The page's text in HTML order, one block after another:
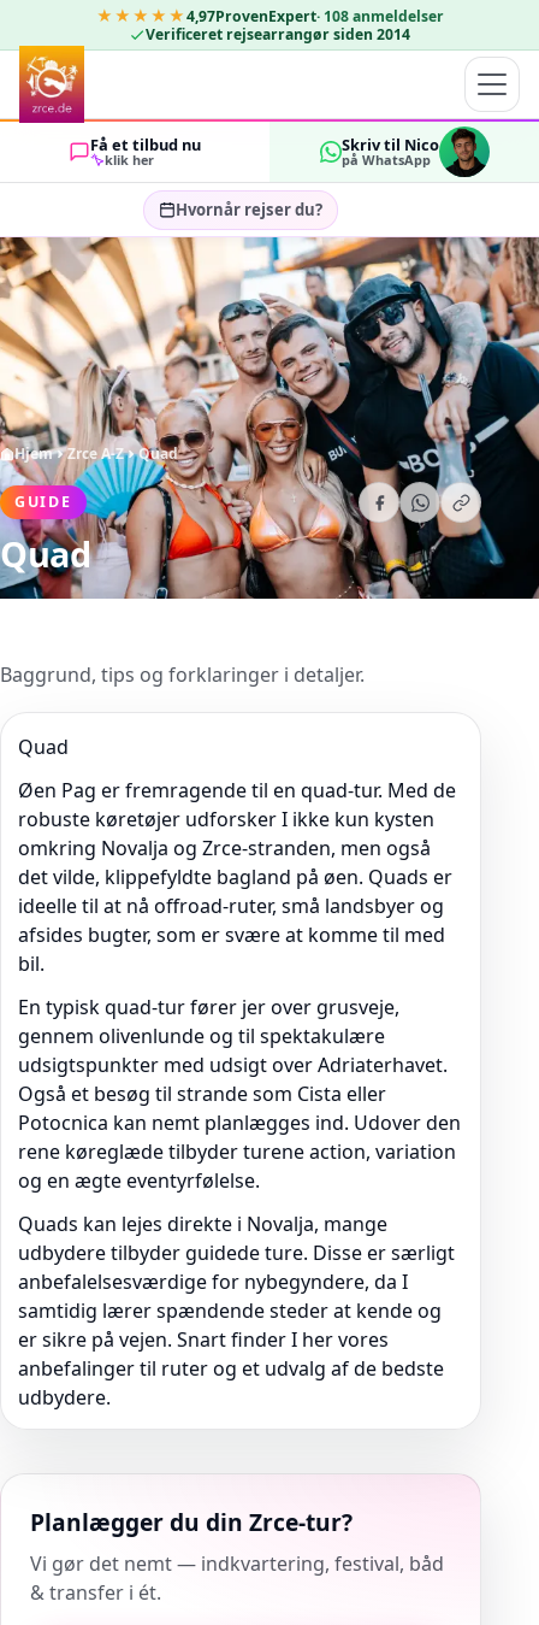
★★★★★4,97ProvenExpert· 108 anmeldelser
Verificeret rejsearrangør siden 2014
Få et tilbud nu
klik her
Skriv til Nico
på WhatsApp
Hvornår rejser du?
Vælg rejsedatoer…
GÆSTER
2 OK
Hjem Zrce A-Z Quad
GUIDE
Quad
Baggrund, tips og forklaringer i detaljer.
Quad
Øen Pag er fremragende til en quad-tur. Med de
robuste køretøjer udforsker I ikke kun kysten
omkring Novalja og Zrce-stranden, men også
det vilde, klippefyldte bagland på øen. Quads er
ideelle til at nå offroad-ruter, små landsbyer og
afsides bugter, som er svære at komme til med
bil.
En typisk quad-tur fører jer over grusveje,
gennem olivenlunde og til spektakulære
udsigtspunkter med udsigt over Adriaterhavet.
Også et besøg til strande som Cista eller
Potocnica kan nemt planlægges ind. Udover den
rene køreglæde tilbyder turene action, variation
og en ægte eventyrfølelse.
Quads kan lejes direkte i Novalja, mange
udbydere tilbyder guidede ture. Disse er særligt
anbefalelsesværdige for nybegyndere, da I
samtidig lærer spændende steder at kende og
er sikre på vejen. Snart finder I her vores
anbefalinger til ruter og et udvalg af de bedste
udbydere.
Planlægger du din Zrce-tur?
Vi gør det nemt — indkvartering, festival, båd
& transfer i ét.